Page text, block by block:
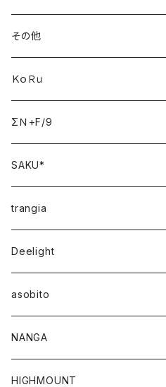
その他
ＫｏＲｕ
ΣＮ+F/9
SAKU*
trangia
Deelight
asobito
NANGA
HIGHMOUNT